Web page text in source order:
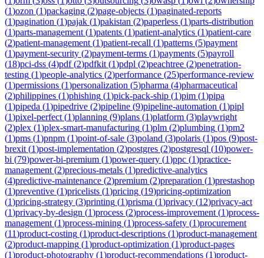
(1)ozon (1)packaging (2)page-objects (1)paginated-reports
(1)pagination (1)pajak (1)pakistan (2)paperless (1)parts-distribution
(1)parts-management (1)patents (1)patient-analytics (1)patient-care
(2)patient-management (1)patient-recall (1)patterns (5)payment
(1)payment-security (2)payment-terms (1)payments (5)payroll
(18)pci-dss (4)pdf(2)pdfkit (1)pdpl (2)peachtree (2)penetration-
testing (1)people-analytics (2)performance (25)performance-review
(1)permissions (1)personalization (5)pharma (4)pharmaceutical
(2)philippines (1)phishing (1)pick-pack-ship (1)pim (1)pipa
(1)pipeda (1)pipedrive (2)pipeline (9)pipeline-automation (1)pipl
(1)pixel-perfect (1)planning (9)plans (1)platform (3)playwright
(2)plex (1)plex-smart-manufacturing (1)plm (2)plumbing (1)pm2
(1)pms (1)pnpm (1)point-of-sale (3)poland (3)polaris (1)pos (9)post-
brexit (1)post-implementation (2)postgres (2)postgresql (10)power-
bi (79)power-bi-premium (1)power-query (1)ppc (1)practice-
management (2)precious-metals (1)predictive-analytics
(4)predictive-maintenance (2)premium (2)preparation (1)prestashop
(1)preventive (1)pricelists (1)pricing (19)pricing-optimization
(1)pricing-strategy (3)printing (1)prisma (1)privacy (12)privacy-act
(1)privacy-by-design (1)process (2)process-improvement (1)process-
management (1)process-mining (1)process-safety (1)procurement
(11)product-costing (1)product-descriptions (1)product-management
(2)product-mapping (1)product-optimization (1)product-pages
(1)product-photography (1)product-recommendations (1)product-